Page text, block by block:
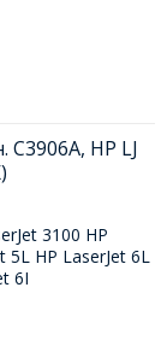
HP LJ
3100 HP
5L HP LaserJet 6L
6I